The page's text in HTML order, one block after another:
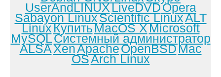
UserAndLINUXLiveDVDOpera
Sabayon LinuxScientific LinuxALT
LinuxКупитьMacOS XMicrosoft
MySQLСистемный администратор
ALSAXenApacheOpenBSDMac
OSArch Linux